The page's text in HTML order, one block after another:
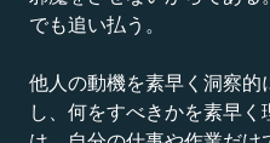
でも追い払う。
他人の動機を素早く洞察的
し、何をすべきかを素早く